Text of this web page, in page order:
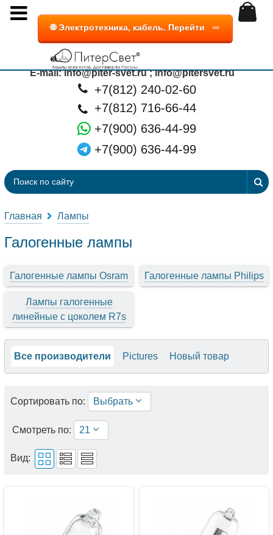
🌐 Электротехника, кабель. Перейти ➡️
г. Санкт-Петербург, ул. Пулковская д.2, к.1
Пн-Пт: 10.00-19.00 Суббота, воскресенье: 11.00-17.00
E-mail: info@piter-svet.ru ; info@pitersvet.ru
+7(812) 240-02-60
+7(812) 716-66-44
+7(900) 636-44-99
+7(900) 636-44-99
Главная Лампы
Галогенные лампы
Галогенные лампы Osram Галогенные лампы Philips
Лампы галогенные
линейные с цоколем R7s
Все производители Pictures Новый товар
Сортировать по: Выбрать
Смотреть по: 21
Вид: